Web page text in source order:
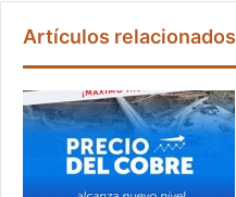
Artículos relacionados